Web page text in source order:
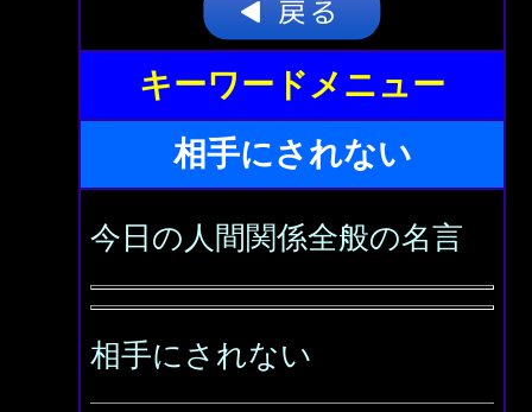
キーワードメニュー
相手にされない
今日の人間関係全般の名言
相手にされない